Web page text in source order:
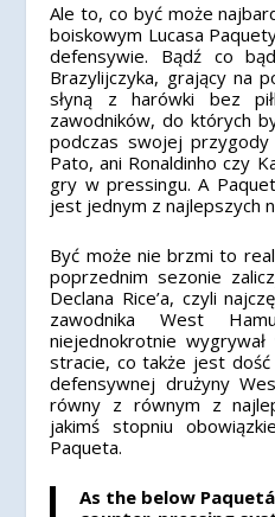
Ale to, co być może
boiskowym Lucasa
defensywie. Bądź co
Brazylijczyka, grający na
słyną z harówki bez
zawodników, do których
podczas swojej przygody
Pato, ani Ronaldinho czy
gry w pressingu. A
jest jednym z najlepszych
Być może nie brzmi to
poprzednim sezonie
Declana Rice’a, czyli
zawodnika West
niejednokrotnie
stracie, co także jest
defensywnej drużyny
równy z równym z
jakimś stopniu
Paqueta.
As the below